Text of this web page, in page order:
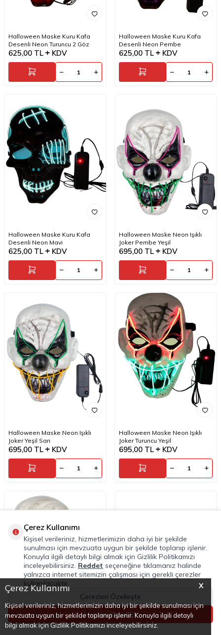
X
Çerez Kullanımı
Kişisel verileriniz, hizmetlerimizin daha iyi bir şekilde sunulması için
mevzuata uygun bir şekilde toplanıp işlenir. Konuyla ilgili detaylı
bilgi almak için Gizlilik Politikamızı inceleyebilirsiniz.
Halloween Maske Kuru Kafa
Desenli Neon Turuncu 2 Göz
625,00 TL KDV
Halloween Maske Kuru Kafa
Desenli Neon Pembe
625,00 TL KDV
Halloween Maske Kuru Kafa
Desenli Neon Mavi
625,00 TL KDV
Halloween Maske Neon Işıklı
Joker Pembe Yeşil
695,00 TL KDV
Halloween Maske Neon Işıklı
Joker Yeşil Sarı
695,00 TL KDV
Halloween Maske Neon Işıklı
Joker Turuncu Yeşil
695,00 TL KDV
Halloween Maske Neon Işıklı
Halloween Maske Neon Gaz
Çerez Kullanımı
Kişisel verileriniz, hizmetlerimizin daha iyi bir şekilde
sunulması için mevzuata uygun bir şekilde toplanıp işlenir.
Konuyla ilgili detaylı bilgi almak için Gizlilik Politikamızı
inceleyebilirsiniz. Reddet seçeneğine tıklamanız halinde
yalnızca internet sitemizin çalışması için gerekli çerezler
kullanılacaktır.
Çerezleri Özelleştir
Hepsini Kabul Et
Anasayfa Kategoriler Favoriler Sepet Hesabım